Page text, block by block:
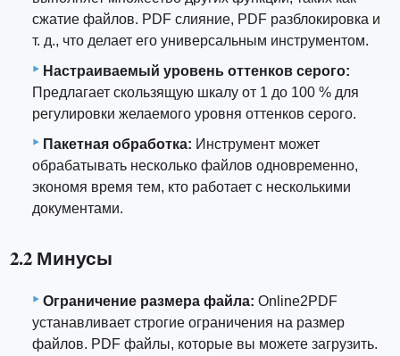
сжатие файлов. PDF слияние, PDF разблокировка и
т. д., что делает его универсальным инструментом.
Настраиваемый уровень оттенков серого:
Предлагает скользящую шкалу от 1 до 100 % для
регулировки желаемого уровня оттенков серого.
Пакетная обработка: Инструмент может
обрабатывать несколько файлов одновременно,
экономя время тем, кто работает с несколькими
документами.
2.2 Минусы
Ограничение размера файла: Online2PDF
устанавливает строгие ограничения на размер
файлов. PDF файлы, которые вы можете загрузить.